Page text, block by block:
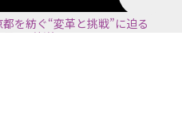
を紡ぐ“変革と挑戦”に迫る
5日放送＞